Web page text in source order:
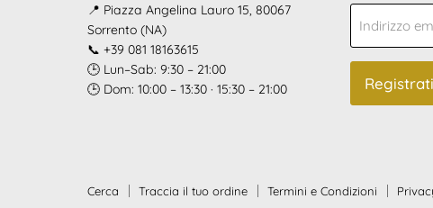
📍 Piazza Angelina Lauro 15, 80067
Sorrento (NA)
📞 +39 081 18163615
🕒 Lun–Sab: 9:30 – 21:00
🕒 Dom: 10:00 – 13:30 · 15:30 – 21:00
Indirizzo
Registrati
Cerca Traccia il tuo ordine Termini e Condizioni